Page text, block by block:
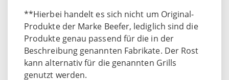
**Hierbei handelt es sich nicht um Original-
Produkte der Marke Beefer, lediglich sind die
Produkte genau passend für die in der
Beschreibung genannten Fabrikate. Der Rost
kann alternativ für die genannten Grills
genutzt werden.